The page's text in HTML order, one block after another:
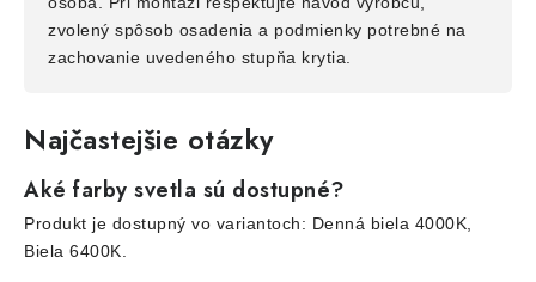
zvolený spôsob osadenia a podmienky potrebné na
zachovanie uvedeného stupňa krytia.
Najčastejšie otázky
Aké farby svetla sú dostupné?
Produkt je dostupný vo variantoch: Denná biela 4000K,
Biela 6400K.